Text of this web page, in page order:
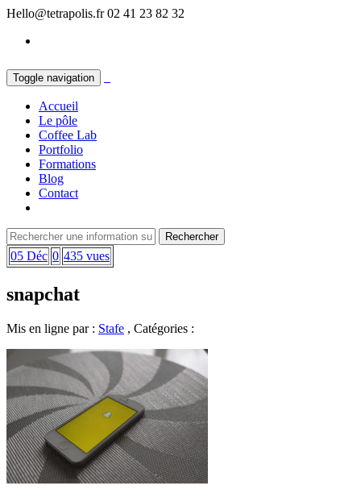
Hello@tetrapolis.fr 02 41 23 82 32
Toggle navigation
Accueil
Le pôle
Coffee Lab
Portfolio
Formations
Blog
Contact
05 Déc 0 435 vues
snapchat
Mis en ligne par : Stafe , Catégories :